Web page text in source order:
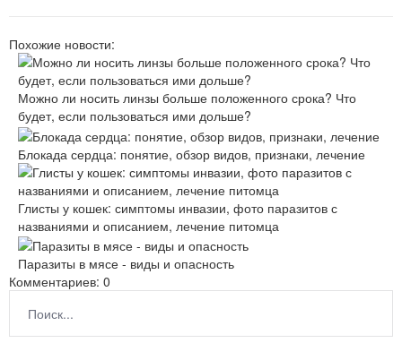
Похожие новости:
Можно ли носить линзы больше положенного срока? Что
будет, если пользоваться ими дольше?
Блокада сердца: понятие, обзор видов, признаки, лечение
Глисты у кошек: симптомы инвазии, фото паразитов с
названиями и описанием, лечение питомца
Паразиты в мясе - виды и опасность
Комментариев: 0